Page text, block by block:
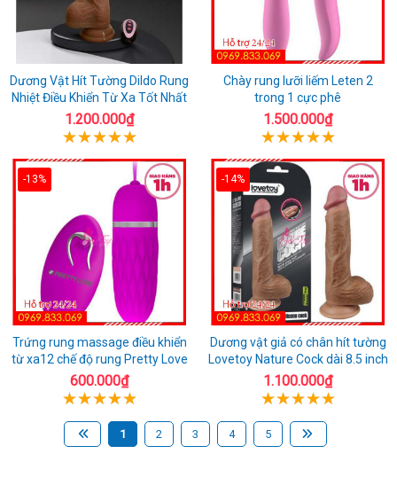
Dương Vật Hít Tường Dildo Rung
Nhiệt Điều Khiển Từ Xa Tốt Nhất
1.200.000₫
Chày rung lưỡi liếm Leten 2
trong 1 cực phê
1.500.000₫
-13%
Trứng rung massage điều khiển
từ xa12 chế độ rung Pretty Love
600.000₫
-14%
Dương vật giả có chân hít tường
Lovetoy Nature Cock dài 8.5 inch
1.100.000₫
1 2 3 4 5